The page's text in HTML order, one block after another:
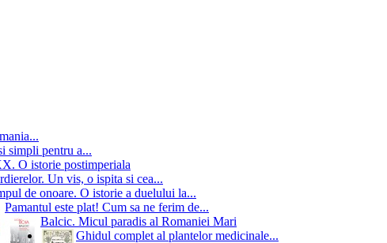
simpli pentru a...
O istorie postimperiala
Un vis, o ispita si cea...
de onoare. O istorie a duelului la...
Pamantul este plat! Cum sa ne ferim de...
Balcic. Micul paradis al Romaniei Mari
Ghidul complet al plantelor medicinale...